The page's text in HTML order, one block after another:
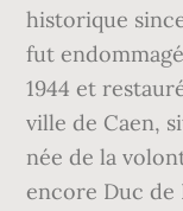
historique
fut
1944 et
ville de Caen,
née de la
encore Duc